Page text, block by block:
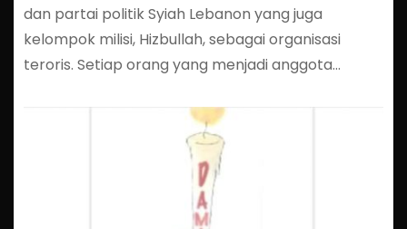
dan partai politik Syiah Lebanon yang juga
kelompok milisi, Hizbullah, sebagai organisasi
teroris. Setiap orang yang menjadi anggota…